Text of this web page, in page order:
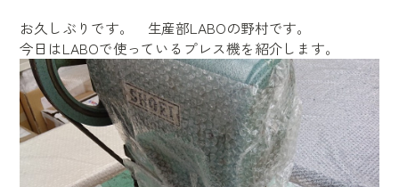
お久しぶりです。 生産部LABOの野村です。
今日はLABOで使っているプレス機を紹介します。